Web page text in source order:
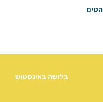
בלושה באינסטוש